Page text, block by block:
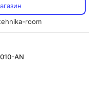
room
AN